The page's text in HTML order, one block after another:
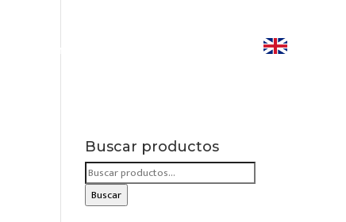
LIBROS JUAN-CARLOS ARIAS
Buscar productos
Buscar
por:
Buscar